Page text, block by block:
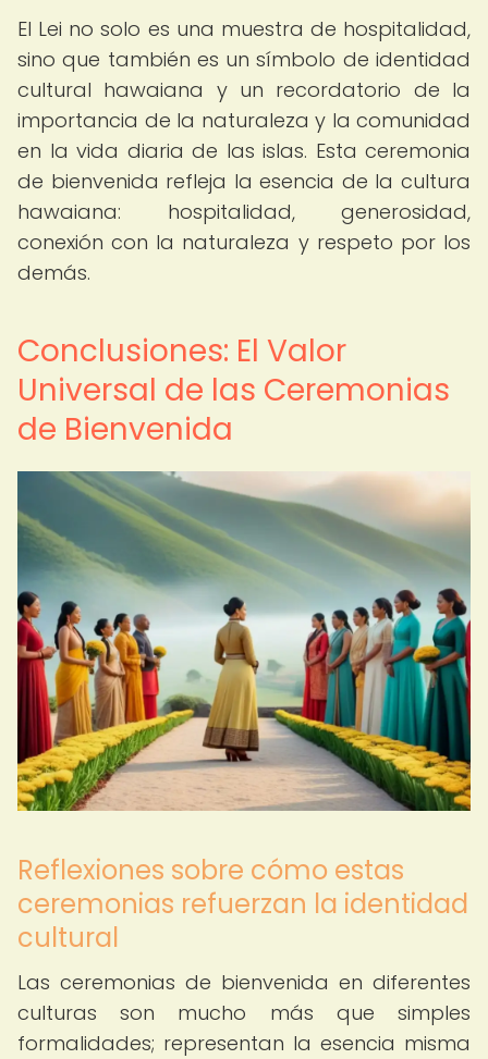
El Lei no solo es una muestra de hospitalidad,
sino que también es un símbolo de identidad
cultural hawaiana y un recordatorio de la
importancia de la naturaleza y la comunidad
en la vida diaria de las islas. Esta ceremonia
de bienvenida refleja la esencia de la cultura
hawaiana: hospitalidad, generosidad,
conexión con la naturaleza y respeto por los
demás.
Conclusiones: El Valor
Universal de las Ceremonias
de Bienvenida
Reflexiones sobre cómo estas
ceremonias refuerzan la identidad
cultural
Las ceremonias de bienvenida en diferentes
culturas son mucho más que simples
formalidades; representan la esencia misma